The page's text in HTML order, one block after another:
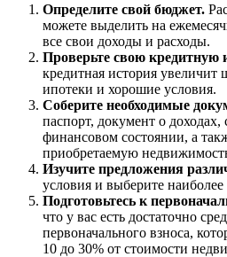
Определите свой бюджет.
можете выделить на
все свои доходы и расходы.
Проверьте свою кредитную
кредитная история
ипотеки и хорошие условия.
Соберите необходимые
паспорт, документ о доходах,
финансовом состоянии, а
приобретаемую
Изучите предложения
условия и выберите
Подготовьтесь к
что у вас есть достаточно
первоначального взноса,
10 до 30% от стоимости